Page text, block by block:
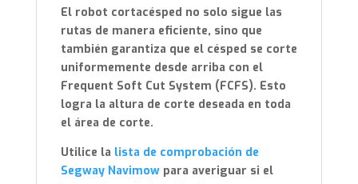
El robot cortacésped no solo sigue las
rutas de manera eficiente, sino que
también garantiza que el césped se corte
uniformemente desde arriba con el
Frequent Soft Cut System (FCFS). Esto
logra la altura de corte deseada en toda
el área de corte.
Utilice la lista de comprobación de
Segway Navimowpara averiguar si el